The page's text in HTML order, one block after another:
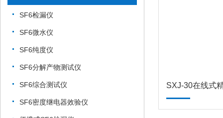
SF6检漏仪
SF6微水仪
SF6纯度仪
SF6分解产物测试仪
SF6综合测试仪
SF6密度继电器效验仪
SXJ-30在线式